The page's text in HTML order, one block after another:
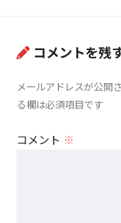
コメントを残
メールアドレスが公開
る欄は必須項目です
コメント ※